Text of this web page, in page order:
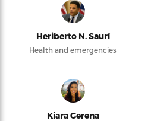
Heriberto N. Saurí
Health and emergencies
Kiara Gerena